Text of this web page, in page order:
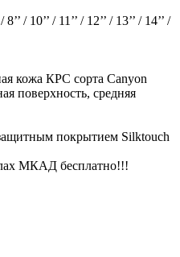
/ 10’’ / 11’’ / 12’’ / 13’’ / 14’’ /
кожа КРС сорта Canyon
поверхность, средняя
покрытием Silktouch
МКАД бесплатно!!!